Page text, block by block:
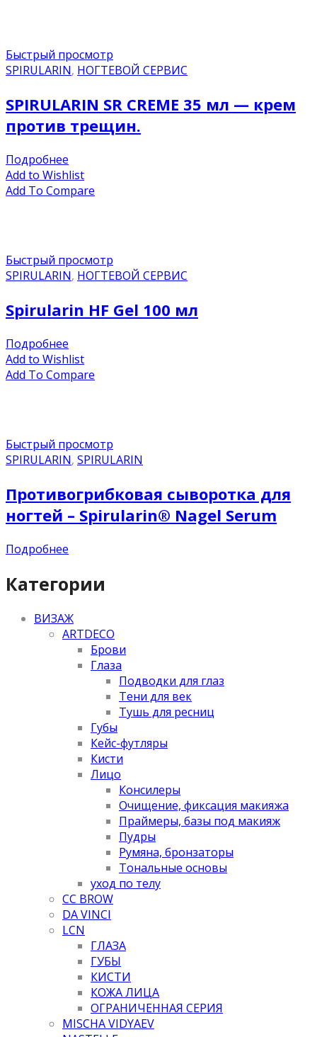
Быстрый просмотр
SPIRULARIN, НОГТЕВОЙ СЕРВИС
SPIRULARIN SR CREME 35 мл — крем
против трещин.
Подробнее
Add to Wishlist
Add To Compare
Быстрый просмотр
SPIRULARIN, НОГТЕВОЙ СЕРВИС
Spirularin HF Gel 100 мл
Подробнее
Add to Wishlist
Add To Compare
Быстрый просмотр
SPIRULARIN, SPIRULARIN
Противогрибковая сыворотка для
ногтей – Spirularin® Nagel Serum
Подробнее
Категории
ВИЗАЖ
ARTDECO
Брови
Глаза
Подводки для глаз
Тени для век
Тушь для ресниц
Губы
Кейс-футляры
Кисти
Лицо
Консилеры
Очищение, фиксация макияжа
Праймеры, базы под макияж
Пудры
Румяна, бронзаторы
Тональные основы
уход по телу
CC BROW
DA VINCI
LCN
ГЛАЗА
ГУБЫ
КИСТИ
КОЖА ЛИЦА
ОГРАНИЧЕННАЯ СЕРИЯ
MISCHA VIDYAEV